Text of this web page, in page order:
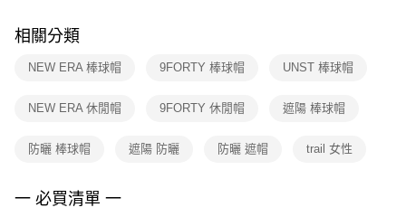
※ 交易是否成功請以「AFTEE先享後付 」之結帳頁面顯示為準，若有關於
是否繳費成功／繳費後需取消欲退款等相關疑問，請聯繫「AFTEE先享後付
客戶支援中心」https://netprotections.freshdesk.com/support/home
１．透過由恩沛科技股份有限公司提供之「AFTEE先享後付」服務完成之交
權轉讓予恩沛科技股份有限公司。
３．未成年的使用者請事先徵得法定代理人或監護人之同意方可使用
「AFTEE先享後付」，若未經同意申辦者引起之損失，本公司不負相關責
相關分類
NEW ERA 棒球帽 9FORTY 棒球帽 UNST 棒球帽
NEW ERA 休閒帽 9FORTY 休閒帽 遮陽 棒球帽
防曬 棒球帽 遮陽 防曬 防曬 遮帽 trail 女性
一 必買清單 一